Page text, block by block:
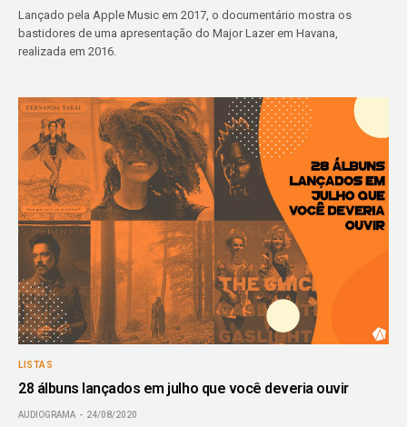
Lançado pela Apple Music em 2017, o documentário mostra os
bastidores de uma apresentação do Major Lazer em Havana,
realizada em 2016.
LISTAS
28 álbuns lançados em julho que você deveria ouvir
AUDIOGRAMA 24/08/2020